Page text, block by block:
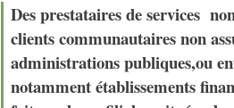
Des prestataires de services
clients communautaires non
administrations publiques,ou
notamment établissements